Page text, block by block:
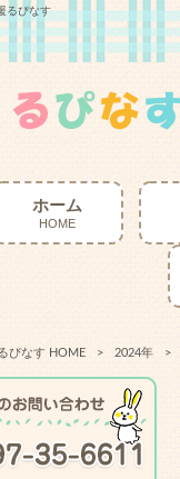
るぴなす
ホーム
HOME
ぴなす HOME > 2024年 >